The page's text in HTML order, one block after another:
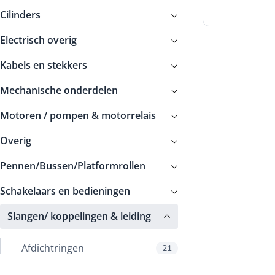
Cilinders
Electrisch overig
Kabels en stekkers
Mechanische onderdelen
Motoren / pompen & motorrelais
Overig
Pennen/Bussen/Platformrollen
Schakelaars en bedieningen
Slangen/ koppelingen & leiding
Afdichtringen 21